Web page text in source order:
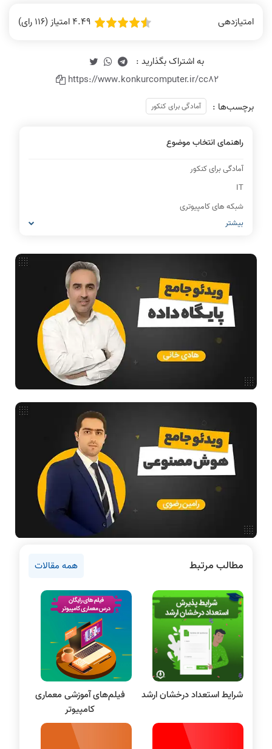
امتیازدهی 4.49 امتیاز (116 رای)
https://www.konkurcomputer.ir/cc82
برچسب‌ها :
آمادگی برای کنکور
راهنمای انتخاب موضوع
آمادگی برای کنکور
IT
شبکه های کامپیوتری
مشاغل رشته کامپیوتر
مدار منطقی
ساختمان داده
طراحی الگوریتم
هوش مصنوعی
فیلم حل سوال و تست
مقالات عمومی رشته کامپیوتر
ادامه تحصیل در رشته کامپیوتر
دانشگاه ها
اخبار آزمون ها
دروس مهندسی کامپیوتر
پایتون
سی شارپ
علم داده
مقاله نویسی
بلاکچین
پایگاه داده
بیشتر
مطالب مرتبط همه مقالات
شرایط استعداد درخشان ارشد
فیلم‌های آموزشی معماری
کامپیوتر